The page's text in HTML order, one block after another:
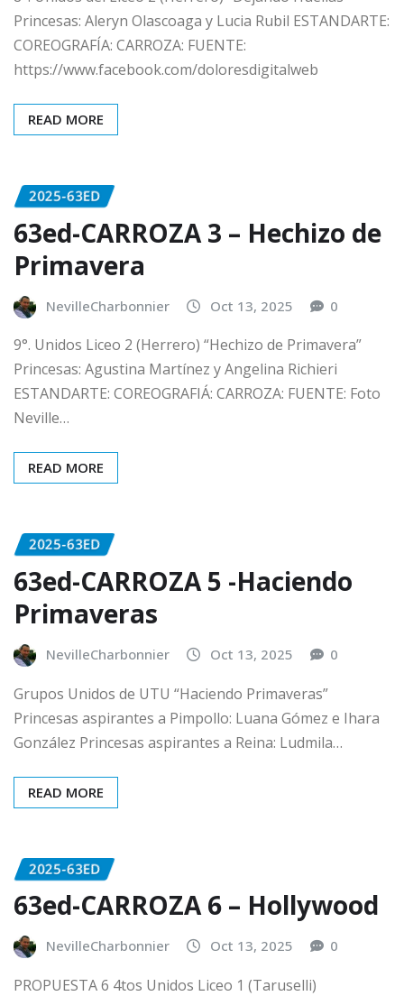
Princesas: Aleryn Olascoaga y Lucia Rubil ESTANDARTE:
COREOGRAFÍA: CARROZA: FUENTE:
https://www.facebook.com/doloresdigitalweb
READ MORE
2025-63ED
63ed-CARROZA 3 – Hechizo de
Primavera
NevilleCharbonnier Oct 13, 2025 0
9°. Unidos Liceo 2 (Herrero) “Hechizo de Primavera”
Princesas: Agustina Martínez y Angelina Richieri
ESTANDARTE: COREOGRAFIÁ: CARROZA: FUENTE: Foto
Neville…
READ MORE
2025-63ED
63ed-CARROZA 5 -Haciendo
Primaveras
NevilleCharbonnier Oct 13, 2025 0
Grupos Unidos de UTU “Haciendo Primaveras”
Princesas aspirantes a Pimpollo: Luana Gómez e Ihara
González Princesas aspirantes a Reina: Ludmila…
READ MORE
2025-63ED
63ed-CARROZA 6 – Hollywood
NevilleCharbonnier Oct 13, 2025 0
PROPUESTA 6 4tos Unidos Liceo 1 (Taruselli)